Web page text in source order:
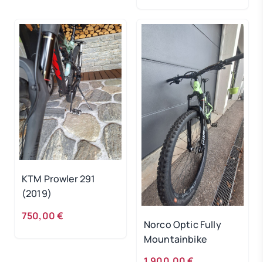
KTM Prowler 291
(2019)
750,00 €
Norco Optic Fully
Mountainbike